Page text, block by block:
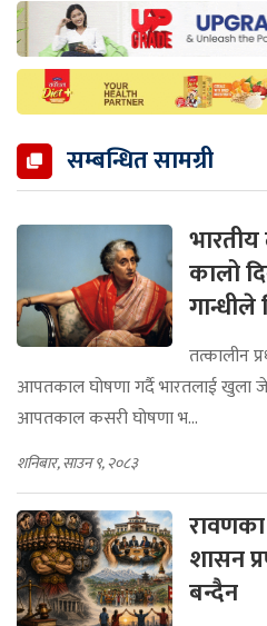
सम्बन्धित सामग्री
कालो
तत्कालीन
आपतकाल घोषणा गर्दै भारतलाई खुला
आपतकाल कसरी घोषणा भ...
शनिबार, साउन ९, २०८३
शासन
बन्दैन